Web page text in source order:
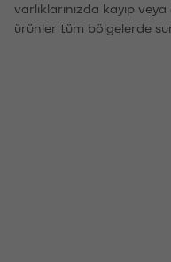
varlıklarınızda kayıp
ürünler tüm bölgelerde